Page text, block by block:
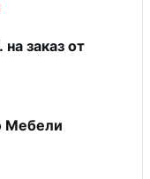
заказ от
Мебели